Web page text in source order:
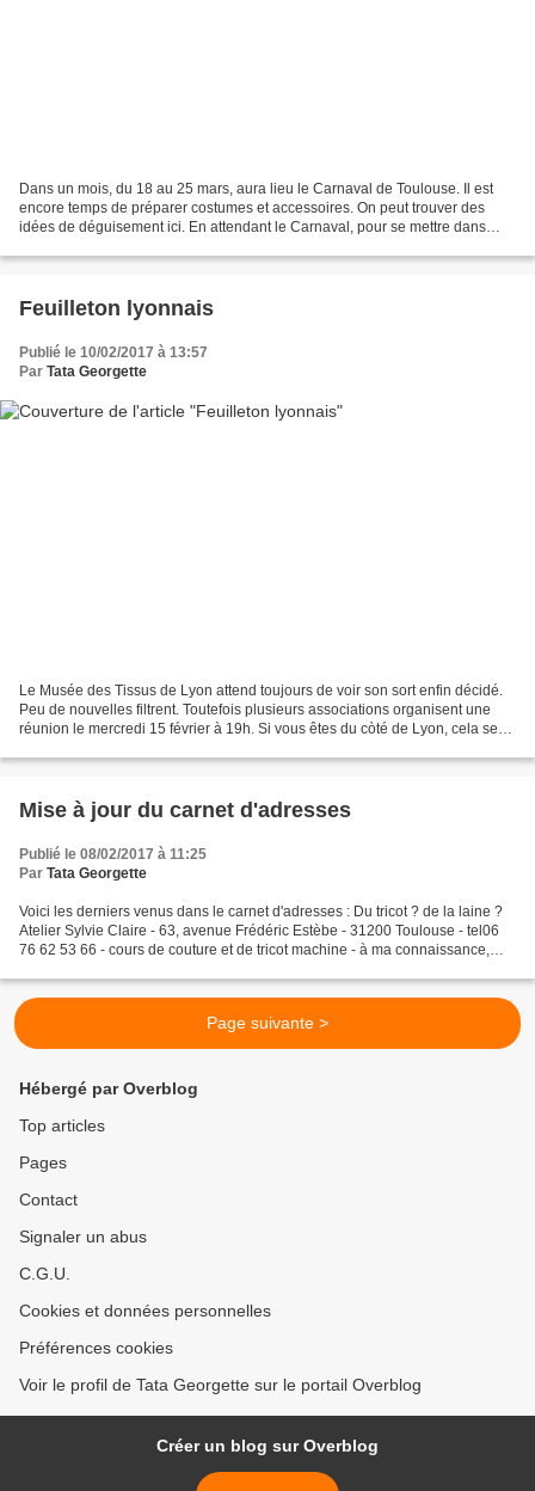
Dans un mois, du 18 au 25 mars, aura lieu le Carnaval de Toulouse. Il est
encore temps de préparer costumes et accessoires. On peut trouver des
idées de déguisement ici. En attendant le Carnaval, pour se mettre dans
Feuilleton lyonnais
Publié le 10/02/2017 à 13:57
Par Tata Georgette
Le Musée des Tissus de Lyon attend toujours de voir son sort enfin décidé.
Peu de nouvelles filtrent. Toutefois plusieurs associations organisent une
réunion le mercredi 15 février à 19h. Si vous êtes du còté de Lyon, cela se
Mise à jour du carnet d'adresses
Publié le 08/02/2017 à 11:25
Par Tata Georgette
Voici les derniers venus dans le carnet d'adresses : Du tricot ? de la laine ?
Atelier Sylvie Claire - 63, avenue Frédéric Estèbe - 31200 Toulouse - tel06
76 62 53 66 - cours de couture et de tricot machine - à ma connaissance,
Page suivante >
Hébergé par Overblog
Top articles
Pages
Contact
Signaler un abus
C.G.U.
Cookies et données personnelles
Préférences cookies
Voir le profil de Tata Georgette sur le portail Overblog
Créer un blog sur Overblog